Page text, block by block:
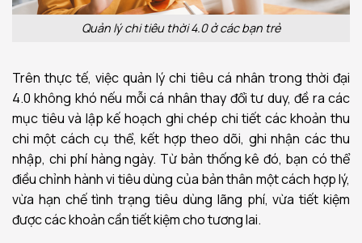
Quản lý chi tiêu thời 4.0 ở các bạn trẻ
Trên thực tế, việc quản lý chi tiêu cá nhân trong thời đại
4.0 không khó nếu mỗi cá nhân thay đổi tư duy, đề ra các
mục tiêu và lập kế hoạch ghi chép chi tiết các khoản thu
chi một cách cụ thể, kết hợp theo dõi, ghi nhận các thu
nhập, chi phí hàng ngày. Từ bản thống kê đó, bạn có thể
điều chỉnh hành vi tiêu dùng của bản thân một cách hợp lý,
vừa hạn chế tình trạng tiêu dùng lãng phí, vừa tiết kiệm
được các khoản cần tiết kiệm cho tương lai.